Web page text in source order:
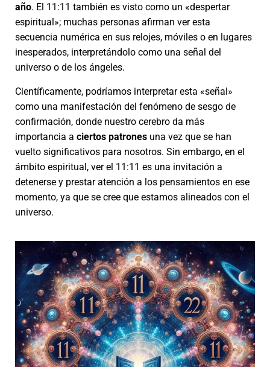
año. El 11:11 también es visto como un «despertar
espiritual»; muchas personas afirman ver esta
secuencia numérica en sus relojes, móviles o en lugares
inesperados, interpretándolo como una señal del
universo o de los ángeles.
Científicamente, podríamos interpretar esta «señal»
como una manifestación del fenómeno de sesgo de
confirmación, donde nuestro cerebro da más
importancia a ciertos patrones una vez que se han
vuelto significativos para nosotros. Sin embargo, en el
ámbito espiritual, ver el 11:11 es una invitación a
detenerse y prestar atención a los pensamientos en ese
momento, ya que se cree que estamos alineados con el
universo.